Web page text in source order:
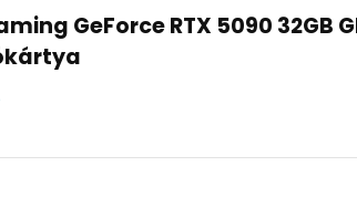
GeForce RTX 5090 32GB